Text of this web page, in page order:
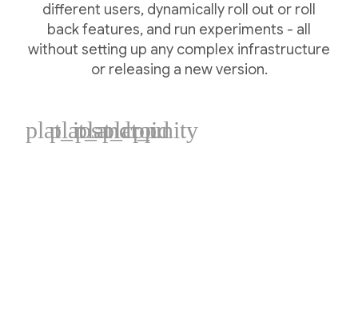
different users, dynamically roll out or roll
back features, and run experiments - all
without setting up any complex infrastructure
or releasing a new version.
plat_ios
plat_android
plat_cpp
plat_unity